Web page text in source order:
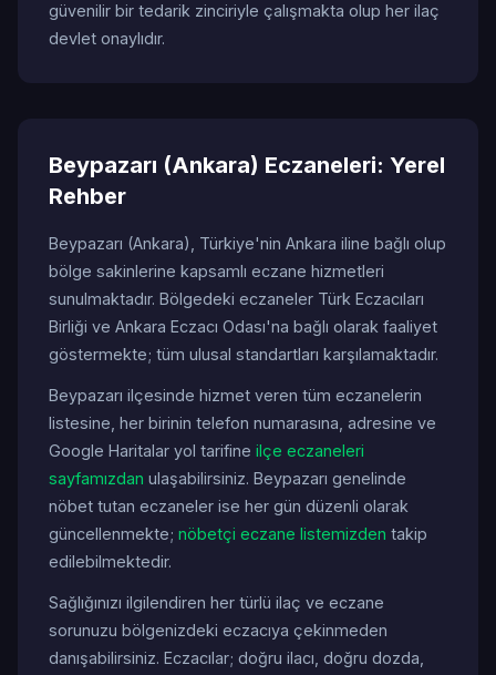
güvenilir bir tedarik zinciriyle çalışmakta olup her ilaç
devlet onaylıdır.
Beypazarı (Ankara) Eczaneleri: Yerel
Rehber
Beypazarı (Ankara), Türkiye'nin Ankara iline bağlı olup
bölge sakinlerine kapsamlı eczane hizmetleri
sunulmaktadır. Bölgedeki eczaneler Türk Eczacıları
Birliği ve Ankara Eczacı Odası'na bağlı olarak faaliyet
göstermekte; tüm ulusal standartları karşılamaktadır.
Beypazarı ilçesinde hizmet veren tüm eczanelerin
listesine, her birinin telefon numarasına, adresine ve
Google Haritalar yol tarifine ilçe eczaneleri
sayfamızdan ulaşabilirsiniz. Beypazarı genelinde
nöbet tutan eczaneler ise her gün düzenli olarak
güncellenmekte; nöbetçi eczane listemizden takip
edilebilmektedir.
Sağlığınızı ilgilendiren her türlü ilaç ve eczane
sorunuzu bölgenizdeki eczacıya çekinmeden
danışabilirsiniz. Eczacılar; doğru ilacı, doğru dozda,